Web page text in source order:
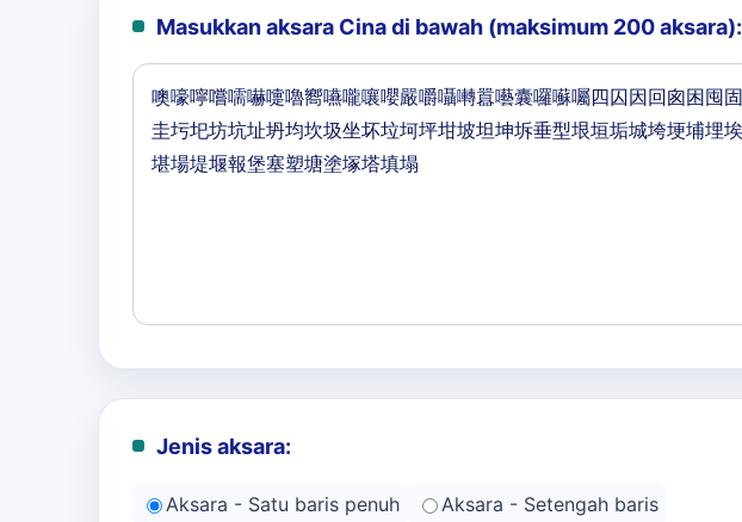
Masukkan aksara Cina di bawah (maksimum 200 aksara):
Jenis aksara:
Aksara - Satu baris penuh
Aksara - Setengah baris